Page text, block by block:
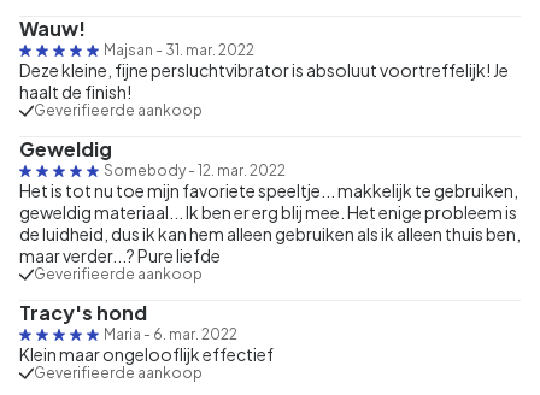
Wauw!
Majsan - 31. mar. 2022
Deze kleine, fijne persluchtvibrator is absoluut voortreffelijk! Je
haalt de finish!
Geverifieerde aankoop
Geweldig
Somebody - 12. mar. 2022
Het is tot nu toe mijn favoriete speeltje... makkelijk te gebruiken,
geweldig materiaal... Ik ben er erg blij mee. Het enige probleem is
de luidheid, dus ik kan hem alleen gebruiken als ik alleen thuis ben,
maar verder...? Pure liefde
Geverifieerde aankoop
Tracy's hond
Maria - 6. mar. 2022
Klein maar ongelooflijk effectief
Geverifieerde aankoop